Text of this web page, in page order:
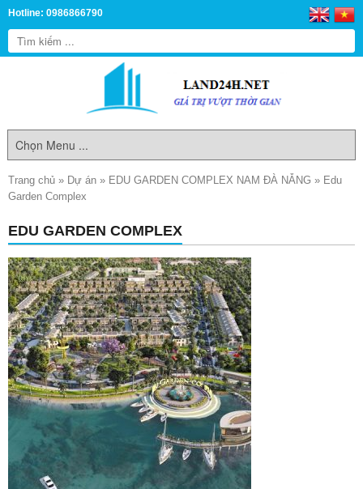
Hotline: 0986866790
Trang chủ » Dự án » EDU GARDEN COMPLEX NAM ĐÀ NẴNG » Edu
Garden Complex
EDU GARDEN COMPLEX